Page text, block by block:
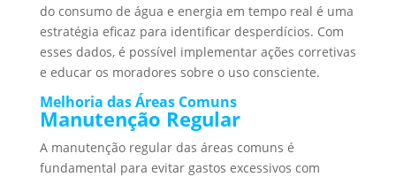
do consumo de água e energia em tempo real é uma
estratégia eficaz para identificar desperdícios. Com
esses dados, é possível implementar ações corretivas
e educar os moradores sobre o uso consciente.
Melhoria das Áreas Comuns
Manutenção Regular
A manutenção regular das áreas comuns é
fundamental para evitar gastos excessivos com